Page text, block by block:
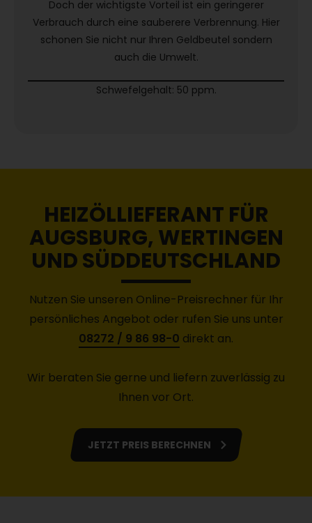
Doch der wichtigste Vorteil ist ein geringerer
Verbrauch durch eine sauberere Verbrennung. Hier
schonen Sie nicht nur Ihren Geldbeutel sondern
auch die Umwelt.
Schwefelgehalt: 50 ppm.
HEIZÖLLIEFERANT FÜR
AUGSBURG, WERTINGEN
UND SÜDDEUTSCHLAND
Nutzen Sie unseren Online-Preisrechner für Ihr
persönliches Angebot oder rufen Sie uns unter
08272 / 9 86 98-0 direkt an.
Wir beraten Sie gerne und liefern zuverlässig zu
Ihnen vor Ort.
JETZT PREIS BERECHNEN